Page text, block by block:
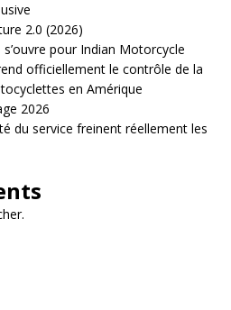
2.0 (2026)
pour Indian Motorcycle
officiellement le contrôle de la
en Amérique
2026
du service freinent réellement les